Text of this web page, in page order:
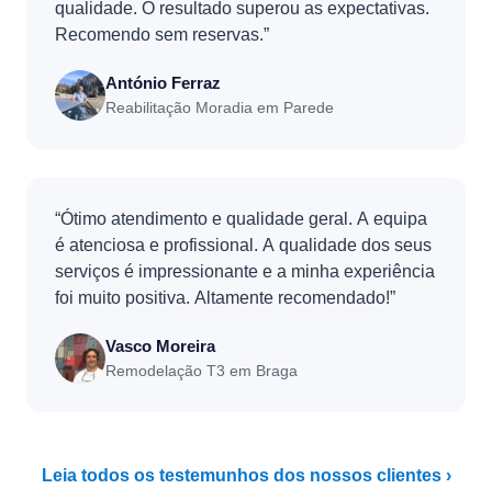
qualidade. O resultado superou as expectativas.
Recomendo sem reservas.”
António Ferraz
Reabilitação Moradia em Parede
“Ótimo atendimento e qualidade geral. A equipa
é atenciosa e profissional. A qualidade dos seus
serviços é impressionante e a minha experiência
foi muito positiva. Altamente recomendado!”
Vasco Moreira
Remodelação T3 em Braga
Leia todos os testemunhos dos nossos clientes ›